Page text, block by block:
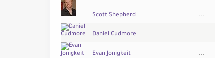
Scott Shepherd ...
Daniel Cudmore
Evan Jonigkeit ...